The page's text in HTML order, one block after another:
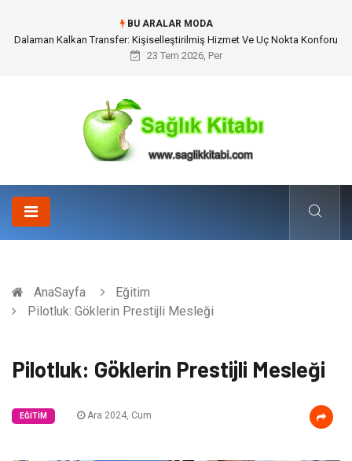
BU ARALAR MODA
Skoda Yedek Parça Tercihinde Mühendislik Uyumu ve Sürüş Konforu
23 Tem 2026, Per
AnaSayfa
Eğitim
Pilotluk: Göklerin Prestijli Mesleği
Pilotluk: Göklerin Prestijli Mesleği
EĞITIM Ara 2024, Cum